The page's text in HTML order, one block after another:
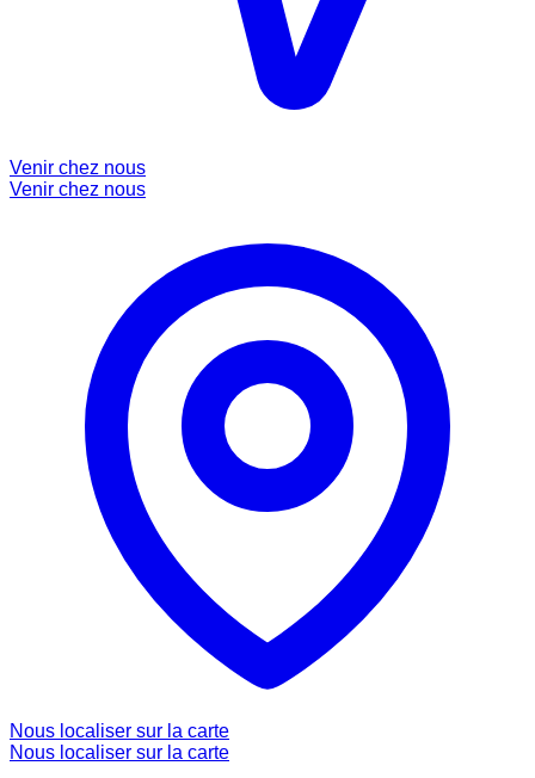
Venir chez nous
Venir chez nous
Nous localiser sur la carte
Nous localiser sur la carte